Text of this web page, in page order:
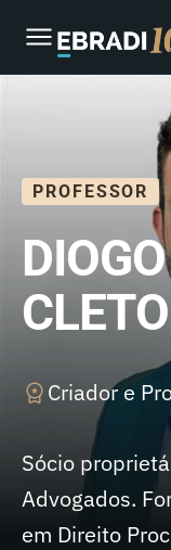
PROFESSOR
CLETO
Criador e
Sócio
Advogados.
em Direito